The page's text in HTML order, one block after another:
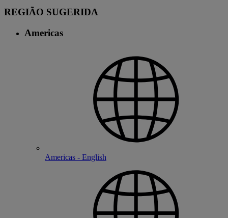
REGIÃO SUGERIDA
Americas
Americas - English